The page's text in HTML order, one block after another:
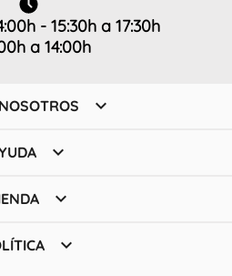
- 15:30h a 17:30h
a 14:00h



